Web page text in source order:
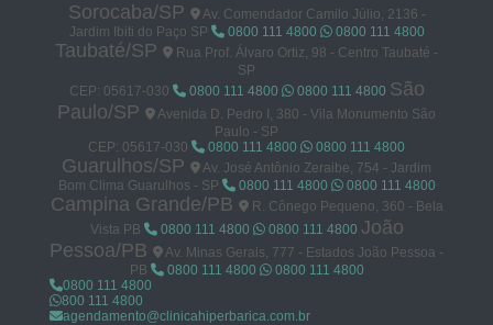
Sorocaba/SP
Av. Comendador Camilo Júlio, 2136 -
Jardim Ibiti do Paço SP
0800 111 4800 0800 111 4800
Taubaté/SP
Rua Prof. Álvaro Ortiz, 98 - Centro Taubaté -
SP
CEP: 05617-030
0800 111 4800 0800 111 4800 São
Paulo/SP
Avenida D. Pedro I, 380 - Vila Monumento São
Paulo - SP
CEP: 05617-030
0800 111 4800 0800 111 4800
Guarulhos/SP
Av. José Antônio Zeraibe, 754 - Jardim
Bom Clima Guarulhos - SP
0800 111 4800 0800 111 4800
Campina Grande/PB
R. Cônego Pequeno, 360 - Bela
Vista PB
0800 111 4800 0800 111 4800 João
Pessoa/PB
Av. Minas Gerais, 777 - Estados João Pessoa -
PB
0800 111 4800
0800 111 4800
0800 111 4800
800 111 4800
agendamento@clinicahiperbarica.com.br